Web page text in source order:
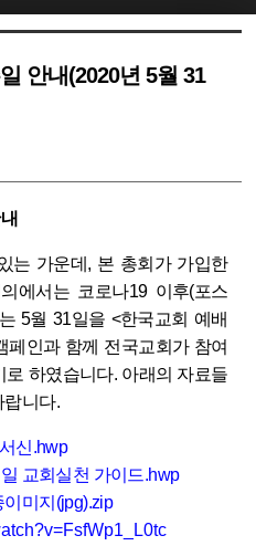
안내(2020년 5월 31
는 가운데, 본 총회가 가입한
에서는 코로나19 이후(포스
5월 31일을 <한국교회 예배
페인과 함께 전국교회가 참여
하였습니다. 아래의 자료들
랍니다.
신.hwp
교회실천 가이드.hwp
이미지(jpg).zip
치북5
치북5